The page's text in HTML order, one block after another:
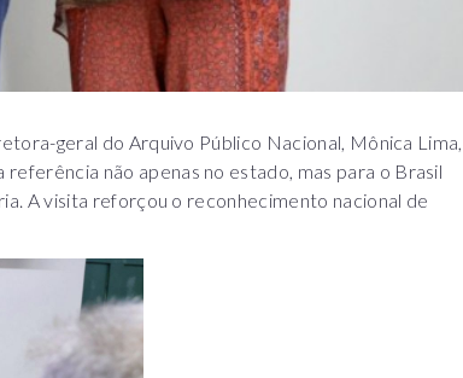
geral do Arquivo Público Nacional, Mônica Lima,
não apenas no estado, mas para o Brasil
A visita reforçou o reconhecimento nacional de